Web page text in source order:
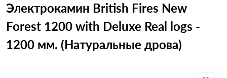
Электрокамин British Fires New
Forest 1200 with Deluxe Real logs -
1200 мм. (Натуральные дрова)